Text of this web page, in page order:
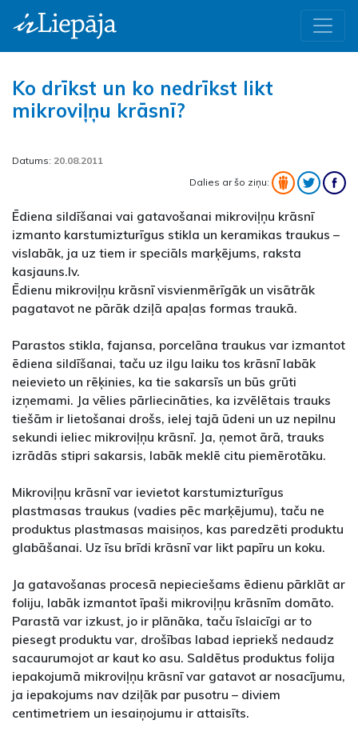
Ko drīkst un ko nedrīkst likt
mikroviļņu krāsnī?
Datums: 20.08.2011
Dalies ar šo ziņu:
Ēdiena sildīšanai vai gatavošanai mikroviļņu krāsnī
izmanto karstumizturīgus stikla un keramikas traukus –
vislabāk, ja uz tiem ir speciāls marķējums, raksta
kasjauns.lv.
Ēdienu mikroviļņu krāsnī visvienmērīgāk un visātrāk
pagatavot ne pārāk dziļā apaļas formas traukā.
Parastos stikla, fajansa, porcelāna traukus var izmantot
ēdiena sildīšanai, taču uz ilgu laiku tos krāsnī labāk
neievieto un rēķinies, ka tie sakarsīs un būs grūti
izņemami. Ja vēlies pārliecināties, ka izvēlētais trauks
tiešām ir lietošanai drošs, ielej tajā ūdeni un uz nepilnu
sekundi ieliec mikroviļņu krāsnī. Ja, ņemot ārā, trauks
izrādās stipri sakarsis, labāk meklē citu piemērotāku.
Mikroviļņu krāsnī var ievietot karstumizturīgus
plastmasas traukus (vadies pēc marķējumu), taču ne
produktus plastmasas maisiņos, kas paredzēti produktu
glabāšanai. Uz īsu brīdi krāsnī var likt papīru un koku.
Ja gatavošanas procesā nepieciešams ēdienu pārklāt ar
foliju, labāk izmantot īpaši mikroviļņu krāsnīm domāto.
Parastā var izkust, jo ir plānāka, taču īslaicīgi ar to
piesegt produktu var, drošības labad iepriekš nedaudz
sacaurumojot ar kaut ko asu. Saldētus produktus folija
iepakojumā mikroviļņu krāsnī var gatavot ar nosacījumu,
ja iepakojums nav dziļāk par pusotru – diviem
centimetriem un iesaiņojumu ir attaisīts.